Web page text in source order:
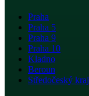
Praha
Praha 5
Praha 9
Praha 10
Kladno
Beroun
Středočeský kraj